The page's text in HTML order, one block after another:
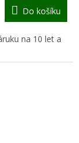
A
Do košíku
na 10 let a